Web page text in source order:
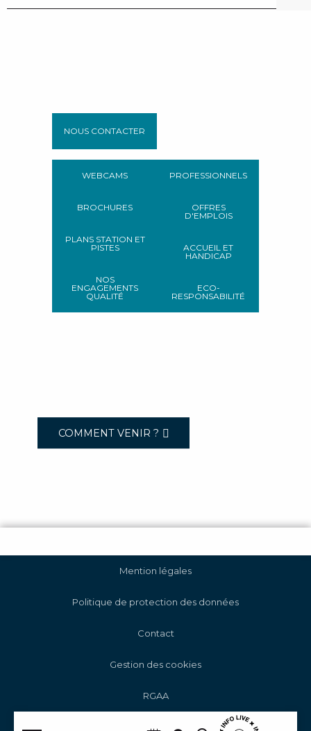
NOUS CONTACTER
WEBCAMS
BROCHURES
PLANS STATION ET
PISTES
NOS
ENGAGEMENTS
QUALITÉ
PROFESSIONNELS
OFFRES
D'EMPLOIS
ACCUEIL ET
HANDICAP
ECO-
RESPONSABILITÉ
COMMENT VENIR ?
Mention légales
Politique de protection des données
Contact
Gestion des cookies
RGAA